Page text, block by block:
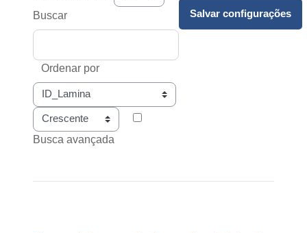
Buscar
Ordenar por
Busca avançada